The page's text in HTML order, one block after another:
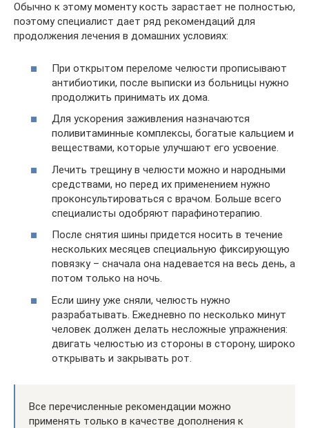
Обычно к этому моменту кость зарастает не полностью,
поэтому специалист дает ряд рекомендаций для
продолжения лечения в домашних условиях:
При открытом переломе челюсти прописывают
антибиотики, после выписки из больницы нужно
продолжить принимать их дома.
Для ускорения заживления назначаются
поливитаминные комплексы, богатые кальцием и
веществами, которые улучшают его усвоение.
Лечить трещину в челюсти можно и народными
средствами, но перед их применением нужно
проконсультироваться с врачом. Больше всего
специалисты одобряют парафинотерапию.
После снятия шины придется носить в течение
нескольких месяцев специальную фиксирующую
повязку – сначала она надевается на весь день, а
потом только на ночь.
Если шину уже сняли, челюсть нужно
разрабатывать. Ежедневно по несколько минут
человек должен делать несложные упражнения:
двигать челюстью из стороны в сторону, широко
открывать и закрывать рот.
Все перечисленные рекомендации можно
применять только в качестве дополнения к